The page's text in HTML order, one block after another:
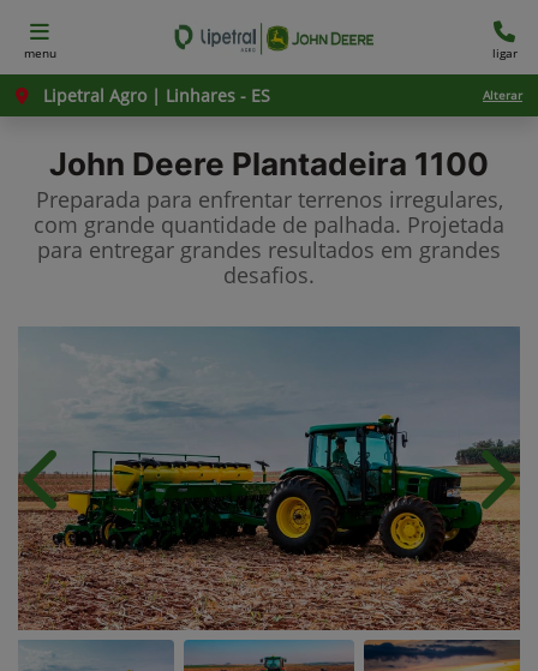
menu ligar
Lipetral Agro | Linhares - ES Alterar
John Deere Plantadeira 1100
Preparada para enfrentar terrenos irregulares,
com grande quantidade de palhada. Projetada
para entregar grandes resultados em grandes
desafios.
Anterior